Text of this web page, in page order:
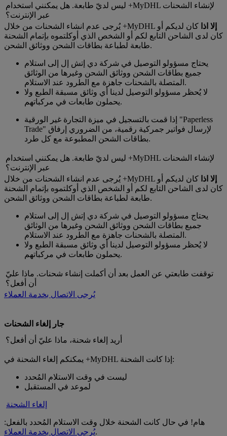
ليس لديّ طابعة. هل يمكنني استخدام +MyDHL لإنشاء الشحنات
عبر الإنترنت؟
يُرجى عدم انشاء الشحنات من خلال +MyDHL
إلا اذا كان لديكم أو
كان لدى الشاحن التابع لكم أو الشخص الذي أوكلتموه بإتمام الشحنة
طابعة لطباعة بطاقات الشحن ووثائق الشحن.
يحتاج مسؤولو التوصيل في شركة دي إتش إل إلى استلام
جميع بطاقات الشحن ووثائق الشحن وغيرها من الوثائق
المتصلة بالشحنات جاهزة مع الطرود عند الاستلام.
لا يُحظر مسؤولو التوصيل لدينا أي وثائق مسبقة الطبع ولا
يحملون طابعات في مركباتهم.
إذا قمت بالتسجيل في ميزة التجارة غير الورقية "Paperless
Trade" لإرسال فواتير جمركية رقمية، من الضروري إرفاق
بطاقات الشحن المطبوعة مع كل طرد.
ليس لديّ طابعة. هل يمكنني استخدام +MyDHL لإنشاء الشحنات
عبر الإنترنت؟
يُرجى عدم انشاء الشحنات من خلال +MyDHL
إلا اذا كان لديكم أو
كان لدى الشاحن التابع لكم أو الشخص الذي أوكلتموه بإتمام الشحنة
طابعة لطباعة بطاقات الشحن ووثائق الشحن.
يحتاج مسؤولو التوصيل في شركة دي إتش إل إلى استلام
جميع بطاقات الشحن ووثائق الشحن وغيرها من الوثائق
المتصلة بالشحنات جاهزة مع الطرود عند الاستلام.
لا يُحظر مسؤولو التوصيل لدينا أي وثائق مسبقة الطبع ولا
يحملون طابعات في مركباتهم.
توقفت طابعتي عن العمل بعد أن أكملت إنشاء شحنات. ماذا عليّ
أن أفعل؟
يُرجى الاتصال بخدمة العملاء
‏‏جار إلغاء الشحنات
أريد إلغاء شحنة، ماذا عليّ أن أفعل؟
يمكنكم إلغاء الشحنة في +MyDHL إذا كانت الشحنة:
ليست في وقت الاستلام المُحدد
لموعد في المستقبل
إلغاء الشحنة
هام! في حال كانت الشحنة خلال وقت الاستلام المُحدد بالفعل:
يُرجى الاتصال بخدمة العملاء.